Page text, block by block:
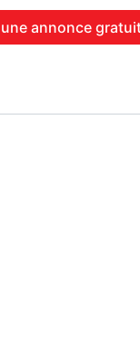
une annonce